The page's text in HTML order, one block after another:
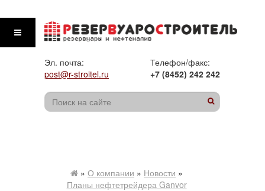
Эл. почта:
post@r-stroitel.ru
Телефон/факс:
+7 (8452) 242 242
» О компании » Новости »
Планы нефтетрейдера Ganvor